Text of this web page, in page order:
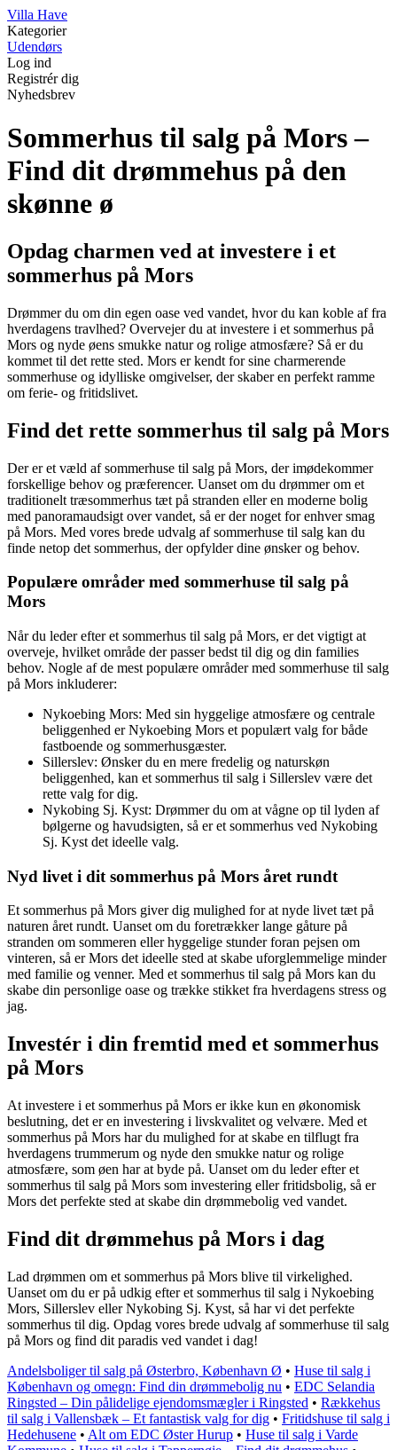
Villa Have
Kategorier
Udendørs
Log ind
Registrér dig
Nyhedsbrev
Sommerhus til salg på Mors –
Find dit drømmehus på den
skønne ø
Opdag charmen ved at investere i et
sommerhus på Mors
Drømmer du om din egen oase ved vandet, hvor du kan koble af fra
hverdagens travlhed? Overvejer du at investere i et sommerhus på
Mors og nyde øens smukke natur og rolige atmosfære? Så er du
kommet til det rette sted. Mors er kendt for sine charmerende
sommerhuse og idylliske omgivelser, der skaber en perfekt ramme
om ferie- og fritidslivet.
Find det rette sommerhus til salg på Mors
Der er et væld af sommerhuse til salg på Mors, der imødekommer
forskellige behov og præferencer. Uanset om du drømmer om et
traditionelt træsommerhus tæt på stranden eller en moderne bolig
med panoramaudsigt over vandet, så er der noget for enhver smag
på Mors. Med vores brede udvalg af sommerhuse til salg kan du
finde netop det sommerhus, der opfylder dine ønsker og behov.
Populære områder med sommerhuse til salg på
Mors
Når du leder efter et sommerhus til salg på Mors, er det vigtigt at
overveje, hvilket område der passer bedst til dig og din families
behov. Nogle af de mest populære områder med sommerhuse til salg
på Mors inkluderer:
Nykoebing Mors: Med sin hyggelige atmosfære og centrale
beliggenhed er Nykoebing Mors et populært valg for både
fastboende og sommerhusgæster.
Sillerslev: Ønsker du en mere fredelig og naturskøn
beliggenhed, kan et sommerhus til salg i Sillerslev være det
rette valg for dig.
Nykobing Sj. Kyst: Drømmer du om at vågne op til lyden af
bølgerne og havudsigten, så er et sommerhus ved Nykobing
Sj. Kyst det ideelle valg.
Nyd livet i dit sommerhus på Mors året rundt
Et sommerhus på Mors giver dig mulighed for at nyde livet tæt på
naturen året rundt. Uanset om du foretrækker lange gåture på
stranden om sommeren eller hyggelige stunder foran pejsen om
vinteren, så er Mors det ideelle sted at skabe uforglemmelige minder
med familie og venner. Med et sommerhus til salg på Mors kan du
skabe din personlige oase og trække stikket fra hverdagens stress og
jag.
Investér i din fremtid med et sommerhus
på Mors
At investere i et sommerhus på Mors er ikke kun en økonomisk
beslutning, det er en investering i livskvalitet og velvære. Med et
sommerhus på Mors har du mulighed for at skabe en tilflugt fra
hverdagens trummerum og nyde den smukke natur og rolige
atmosfære, som øen har at byde på. Uanset om du leder efter et
sommerhus til salg på Mors som investering eller fritidsbolig, så er
Mors det perfekte sted at skabe din drømmebolig ved vandet.
Find dit drømmehus på Mors i dag
Lad drømmen om et sommerhus på Mors blive til virkelighed.
Uanset om du er på udkig efter et sommerhus til salg i Nykoebing
Mors, Sillerslev eller Nykobing Sj. Kyst, så har vi det perfekte
sommerhus til dig. Opdag vores brede udvalg af sommerhuse til salg
på Mors og find dit paradis ved vandet i dag!
Andelsboliger til salg på Østerbro, København Ø • Huse til salg i
København og omegn: Find din drømmebolig nu • EDC Selandia
Ringsted – Din pålidelige ejendomsmægler i Ringsted • Rækkehus
til salg i Vallensbæk – Et fantastisk valg for dig • Fritidshuse til salg i
Hedehusene • Alt om EDC Øster Hurup • Huse til salg i Varde